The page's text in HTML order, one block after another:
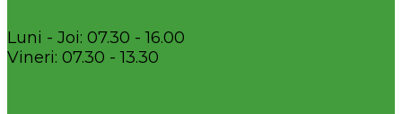
Luni - Joi: 07.30 - 16.00
Vineri: 07.30 - 13.30